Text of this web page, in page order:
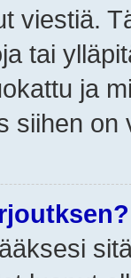
viestiä.
tai
ja
siihen on